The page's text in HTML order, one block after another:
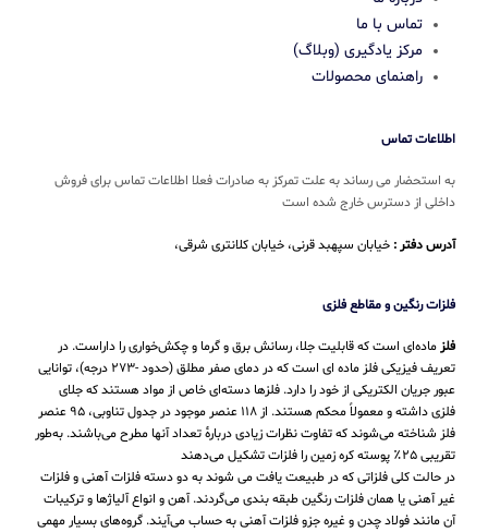
تماس با ما
مرکز یادگیری (وبلاگ)
راهنمای محصولات
اطلاعات تماس
به استحضار می رساند به علت تمرکز به صادرات فعلا اطلاعات تماس برای فروش
داخلی از دسترس خارج شده است
آدرس دفتر : خیابان سپهبد قرنی، خیابان کلانتری شرقی،
فلزات رنگین و مقاطع فلزی
فلزماده‌ای است که قابلیت جلا، رسانش برق و گرما و چکش‌خواری را داراست. در
تعریف فیزیکی فلز ماده ای است که در دمای صفر مطلق (حدود -۲۷۳ درجه)، توانایی
عبور جریان الکتریکی از خود را دارد. فلزها دسته‌ای خاص از مواد هستند که جلای
فلزی داشته و معمولاً محکم هستند. از ۱۱۸ عنصر موجود در جدول تناوبی، ۹۵ عنصر
فلز شناخته می‌شوند که تفاوت نظرات زیادی دربارهٔ تعداد آنها مطرح می‌باشند. به‌طور
تقریبی ۲۵٪ پوسته کره زمین را فلزات تشکیل می‌دهند
در حالت کلی فلزاتی که در طبیعت یافت می شوند به دو دسته فلزات آهنی و فلزات
غیر آهنی یا همان فلزات رنگین طبقه بندی می‌گردند. آهن و انواع آلیاژها و ترکیبات
آن مانند فولاد چدن و غیره جزو فلزات آهنی به حساب می‌‌آیند. گروه‌های بسیار مهمی